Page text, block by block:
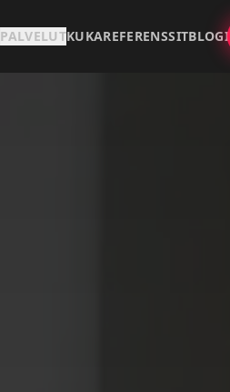
PALVELUTKUKAREFERENSSITBLOGI